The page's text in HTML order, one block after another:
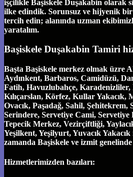
işçilikle Başiskele Duşakabin olarak
ilke edindik. Sorunsuz ve hijyenik
tercih edin; alanında uzman
yaratalım.
Başiskele Duşakabin Tamiri
Başta Başiskele merkez olmak üzre
Aydınkent, Barbaros, Camidüzü,
Fatih, Havuzlubahçe, Karadenizliler,
Kılıçarslan, Körfez, Kullar Yakacık,
Ovacık, Paşadağ, Sahil, Şehitekrem,
Serindere, Servetiye Cami, Servetiye
Tepecik Merkez, Vezirçiftliği,
Yeşilkent, Yeşilyurt, Yuvacık
zamanda Başiskele ve izmit
Hizmetlerimizden bazıları: